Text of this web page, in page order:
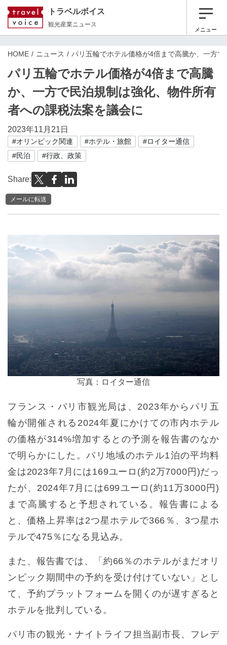
トラベルボイス
観光産業ニュース
メニュー
HOME ニュース パリ五輪でホテル価格が4倍まで高騰か、一方
パリ五輪でホテル価格が4倍まで高騰
か、一方で民泊規制は強化、物件所有
者への課税法案を議会に
2023年11月21日
#オリンピック関連 #ホテル・旅館
#ロイター通信
#民泊
#行政、政策
Share:
メールに転送
写真：ロイター通信
フランス・パリ市観光局は、2023年からパリ五
輪が開催される2024年夏にかけての市内ホテル
の価格が314%増加するとの予測を報告書のなか
で明らかにした。パリ地域のホテル1泊の平均料
金は2023年7月には169ユーロ(約2万7000円)だっ
たが、2024年7月には699ユーロ(約11万3000円)
まで高騰すると予想されている。報告書による
と、価格上昇率は2つ星ホテルで366％、3つ星ホ
テルで475％になる見込み。
また、報告書では、「約66％のホテルがまだオリ
ンピック期間中の予約を受け付けていない」とし
て、予約プラットフォームを開くのが遅すぎると
ホテルを批判している。
パリ市の観光・ナイトライフ担当副市長、フレデ